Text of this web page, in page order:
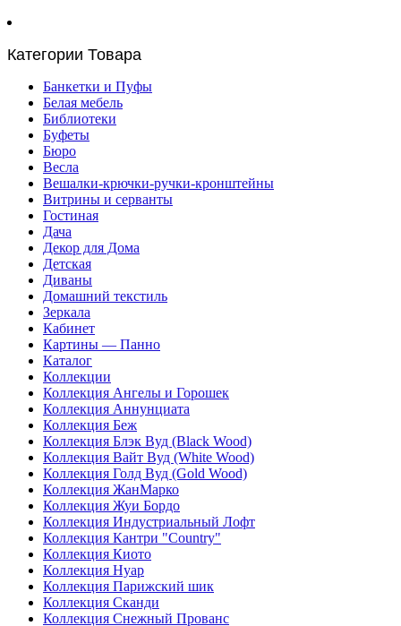
Категории Товара
Банкетки и Пуфы
Белая мебель
Библиотеки
Буфеты
Бюро
Весла
Вешалки-крючки-ручки-кронштейны
Витрины и серванты
Гостиная
Дача
Декор для Дома
Детская
Диваны
Домашний текстиль
Зеркала
Кабинет
Картины — Панно
Каталог
Коллекции
Коллекция Ангелы и Горошек
Коллекция Аннунциата
Коллекция Беж
Коллекция Блэк Вуд (Black Wood)
Коллекция Вайт Вуд (White Wood)
Коллекция Голд Вуд (Gold Wood)
Коллекция ЖанМарко
Коллекция Жуи Бордо
Коллекция Индустриальный Лофт
Коллекция Кантри "Country"
Коллекция Киото
Коллекция Нуар
Коллекция Парижский шик
Коллекция Сканди
Коллекция Снежный Прованс